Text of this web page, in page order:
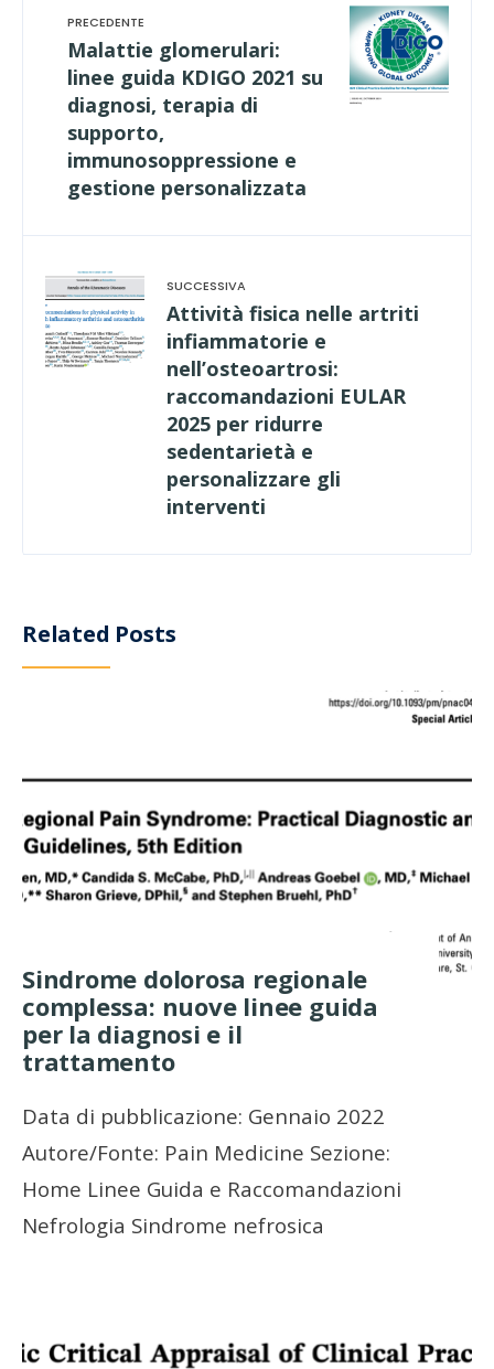
Malattie glomerulari:
linee guida KDIGO 2021 su
diagnosi, terapia di
supporto,
immunosoppressione e
gestione personalizzata
Attività fisica nelle artriti
infiammatorie e
nell’osteoartrosi:
raccomandazioni EULAR
2025 per ridurre
sedentarietà e
personalizzare gli
interventi
Related Posts
Sindrome dolorosa regionale
complessa: nuove linee guida
per la diagnosi e il
trattamento
Data di pubblicazione: Gennaio 2022
Autore/Fonte: Pain Medicine Sezione:
Home Linee Guida e Raccomandazioni
Nefrologia Sindrome nefrosica